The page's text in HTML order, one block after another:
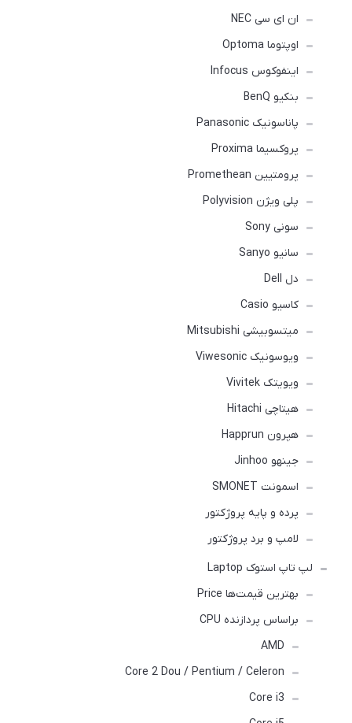
ان ای سی NEC
اوپتوما Optoma
اینفوکوس Infocus
بنکیو BenQ
پاناسونیک Panasonic
پروکسیما Proxima
پرومتیین Promethean
پلی ویژن Polyvision
سونی Sony
سانیو Sanyo
دل Dell
کاسیو Casio
میتسوبیشی Mitsubishi
ویوسونیک Viwesonic
ویویتک Vivitek
هیتاچی Hitachi
هپرون Happrun
جینهو Jinhoo
اسمونت SMONET
پرده و پایه پروژکتور
لامپ و برد پروژکتور
لپ تاپ استوک Laptop
بهترین قیمت‌ها Price
براساس پردازنده CPU
AMD
Core 2 Dou / Pentium / Celeron
Core i3